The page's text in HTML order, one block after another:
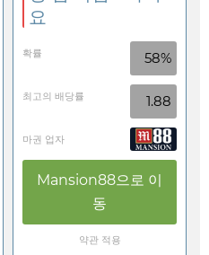
요
확률 58%
최고의 배당률 1.88
마권 업자
Mansion88으로 이
동
약관 적용